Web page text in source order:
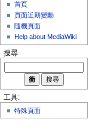
首頁
頁面近期變動
隨機頁面
Help about MediaWiki
搜尋
工具:
特殊頁面